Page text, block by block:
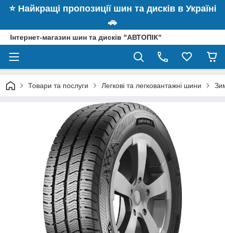
⭐️ Найкращі пропозиції шин та дисків в Україні
🚗
Інтернет-магазин шин та дисків "АВТОПІК"
Товари та послуги Легкові та легковантажні шини